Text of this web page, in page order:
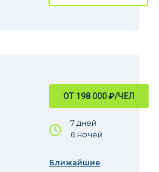
ОТ 198 000₽/ЧЕЛ
7 дней
6 ночей
Ближайшие